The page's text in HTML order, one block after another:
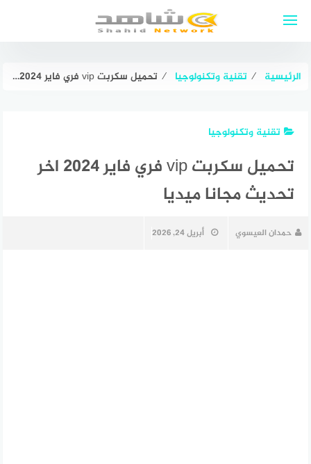
الرئيسية ⁄ تقنية وتكنولوجيا ⁄ تحميل سكربت vip فري فاير 2024 اخر تحديث مجانا ميديا
تقنية وتكنولوجيا
تحميل سكربت vip فري فاير 2024 اخر
تحديث مجانا ميديا
حمدان العيسوي أبريل 24, 2026